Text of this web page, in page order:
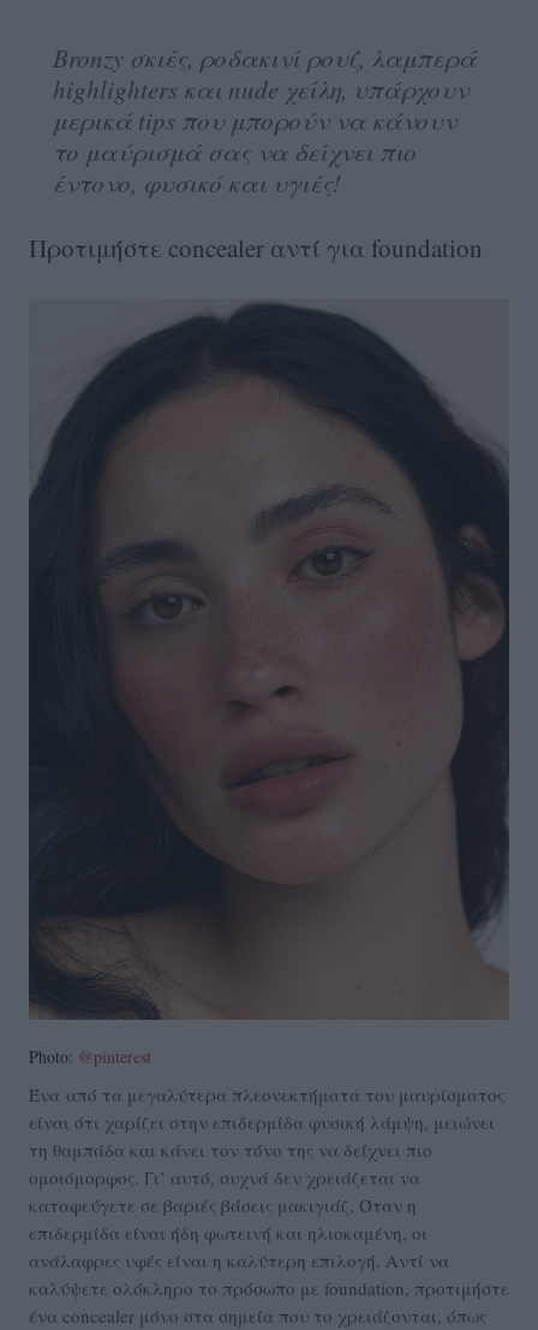
Bronzy σκιές, ροδακινί ρουζ, λαμπερά
highlighters και nude χείλη, υπάρχουν
μερικά tips που μπορούν να κάνουν
το μαύρισμά σας να δείχνει πιο
έντονο, φυσικό και υγιές!
Προτιμήστε concealer αντί για foundation
Photo: @pinterest
Ένα από τα μεγαλύτερα πλεονεκτήματα του μαυρίσματος
είναι ότι χαρίζει στην επιδερμίδα φυσική λάμψη, μειώνει
τη θαμπάδα και κάνει τον τόνο της να δείχνει πιο
ομοιόμορφος. Γι’ αυτό, συχνά δεν χρειάζεται να
καταφεύγετε σε βαριές βάσεις μακιγιάζ. Όταν η
επιδερμίδα είναι ήδη φωτεινή και ηλιοκαμένη, οι
ανάλαφρες υφές είναι η καλύτερη επιλογή. Αντί να
καλύψετε ολόκληρο το πρόσωπο με foundation, προτιμήστε
ένα concealer μόνο στα σημεία που το χρειάζονται, όπως